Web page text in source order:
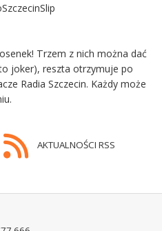
Trzem z nich można dać
joker), reszta otrzymuje po
Radia Szczecin. Każdy może
AKTUALNOŚCI RSS